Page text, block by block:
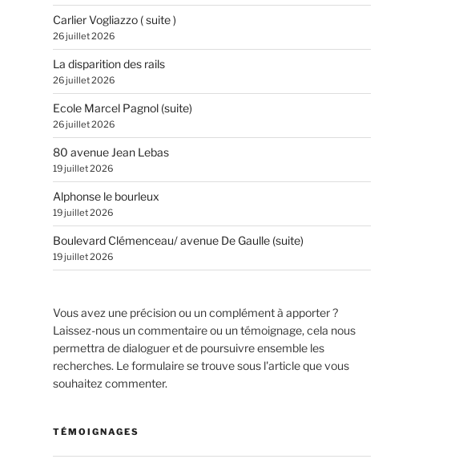
Carlier Vogliazzo ( suite )
26 juillet 2026
La disparition des rails
26 juillet 2026
Ecole Marcel Pagnol (suite)
26 juillet 2026
80 avenue Jean Lebas
19 juillet 2026
Alphonse le bourleux
19 juillet 2026
Boulevard Clémenceau/ avenue De Gaulle (suite)
19 juillet 2026
Vous avez une précision ou un complément à apporter ?
Laissez-nous un commentaire ou un témoignage, cela nous
permettra de dialoguer et de poursuivre ensemble les
recherches. Le formulaire se trouve sous l'article que vous
souhaitez commenter.
TÉMOIGNAGES